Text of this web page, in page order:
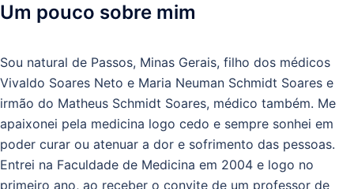
Um pouco sobre mim
Sou natural de Passos, Minas Gerais, filho dos médicos
Vivaldo Soares Neto e Maria Neuman Schmidt Soares e
irmão do Matheus Schmidt Soares, médico também. Me
apaixonei pela medicina logo cedo e sempre sonhei em
poder curar ou atenuar a dor e sofrimento das pessoas.
Entrei na Faculdade de Medicina em 2004 e logo no
primeiro ano, ao receber o convite de um professor de